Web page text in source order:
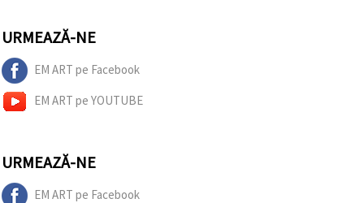
URMEAZĂ-NE
EM ART pe Facebook
EM ART pe YOUTUBE
URMEAZĂ-NE
EM ART pe Facebook